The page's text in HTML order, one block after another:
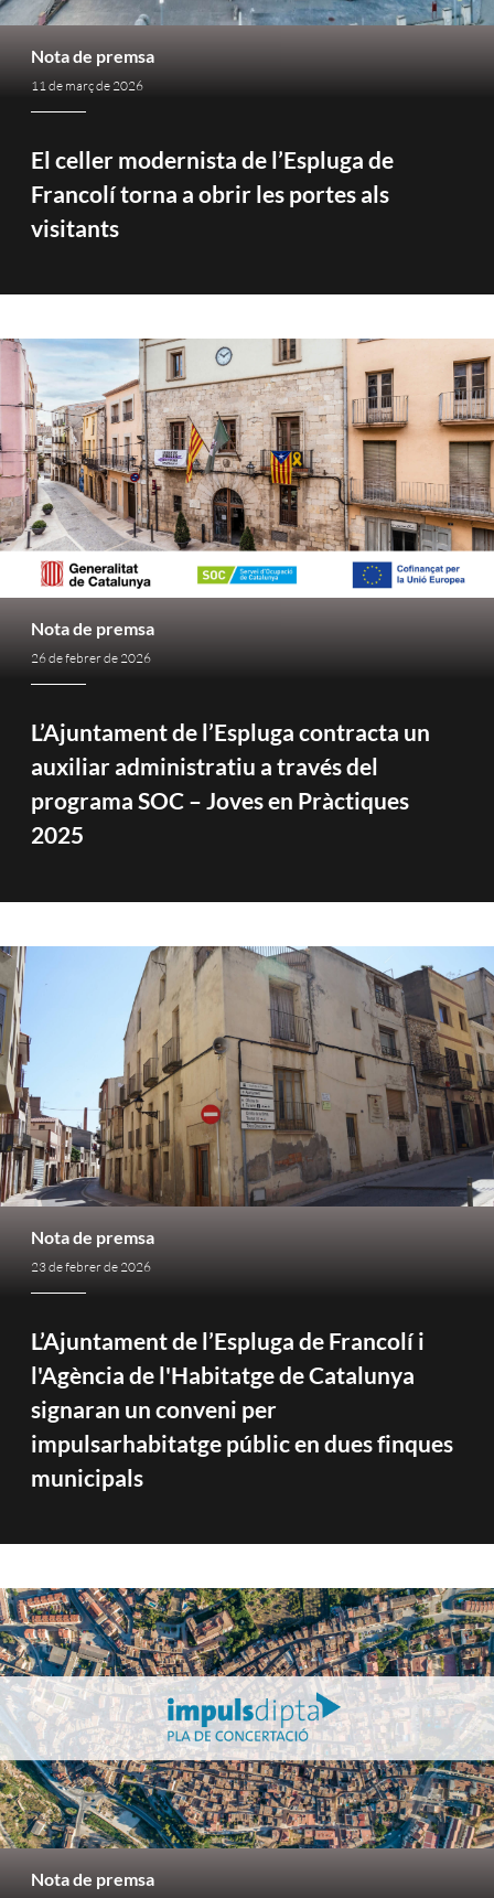
Nota de premsa
11 de març de 2026
El celler modernista de l’Espluga de
Francolí torna a obrir les portes als
visitants
Nota de premsa
26 de febrer de 2026
L’Ajuntament de l’Espluga contracta un
auxiliar administratiu a través del
programa SOC – Joves en Pràctiques
2025
Nota de premsa
23 de febrer de 2026
L’Ajuntament de l’Espluga de Francolí i
l'Agència de l'Habitatge de Catalunya
signaran un conveni per
impulsarhabitatge públic en dues finques
municipals
Nota de premsa